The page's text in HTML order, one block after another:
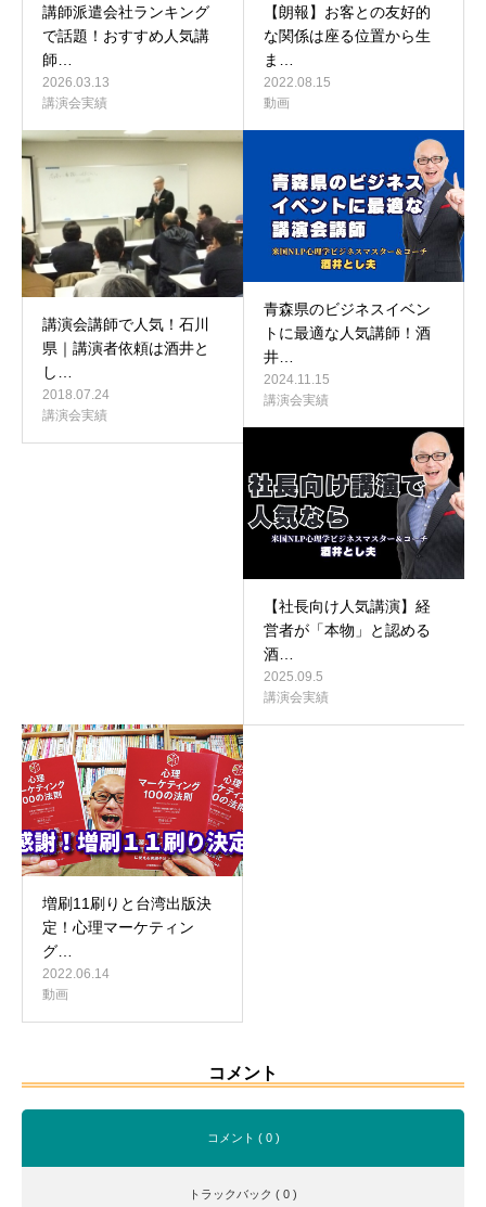
講師派遣会社ランキング
で話題！おすすめ人気講
師…
2026.03.13
講演会実績
【朗報】お客との友好的
な関係は座る位置から生
ま…
2022.08.15
動画
講演会講師で人気！石川
県｜講演者依頼は酒井と
し…
2018.07.24
講演会実績
青森県のビジネスイベン
トに最適な人気講師！酒
井…
2024.11.15
講演会実績
【社長向け人気講演】経
営者が「本物」と認める
酒…
2025.09.5
講演会実績
増刷11刷りと台湾出版決
定！心理マーケティン
グ…
2022.06.14
動画
コメント
コメント ( 0 )
トラックバック ( 0 )